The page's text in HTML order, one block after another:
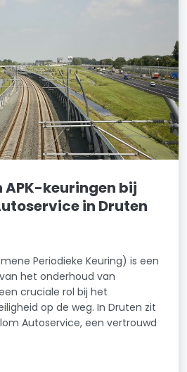
APK-keuringen bij
in Druten
Periodieke Keuring) is een
het onderhoud van
cruciale rol bij het
op de weg. In Druten zit
Autoservice, een vertrouwd